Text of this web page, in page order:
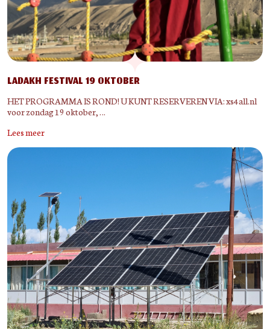
LADAKH FESTIVAL 19 OKTOBER
HET PROGRAMMA IS ROND! U KUNT RESERVEREN VIA: xs4all.nl
voor zondag 19 oktober, …
Lees meer